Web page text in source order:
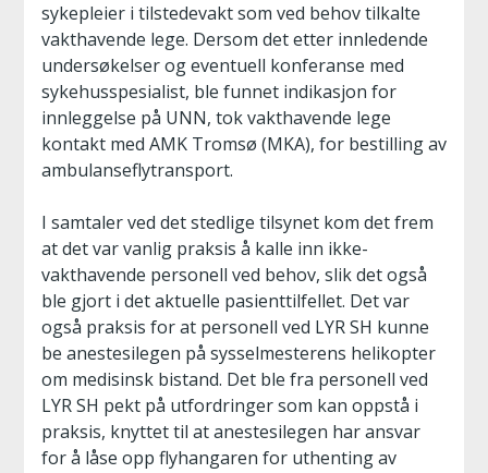
sykepleier i tilstedevakt som ved behov tilkalte
vakthavende lege. Dersom det etter innledende
undersøkelser og eventuell konferanse med
sykehusspesialist, ble funnet indikasjon for
innleggelse på UNN, tok vakthavende lege
kontakt med AMK Tromsø (MKA), for bestilling av
ambulanseflytransport.
I samtaler ved det stedlige tilsynet kom det frem
at det var vanlig praksis å kalle inn ikke-
vakthavende personell ved behov, slik det også
ble gjort i det aktuelle pasienttilfellet. Det var
også praksis for at personell ved LYR SH kunne
be anestesilegen på sysselmesterens helikopter
om medisinsk bistand. Det ble fra personell ved
LYR SH pekt på utfordringer som kan oppstå i
praksis, knyttet til at anestesilegen har ansvar
for å låse opp flyhangaren for uthenting av